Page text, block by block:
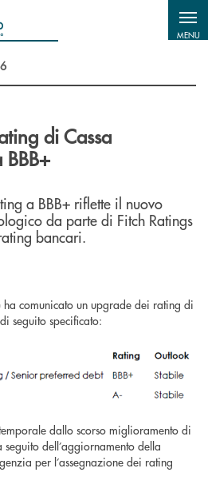
MENU
di Cassa
a BBB+ riflette il nuovo
da parte di Fitch Ratings
bancari.
ha comunicato un upgrade dei rating di
seguito specificato:
dallo scorso miglioramento di
dell’aggiornamento della
per l’assegnazione dei rating